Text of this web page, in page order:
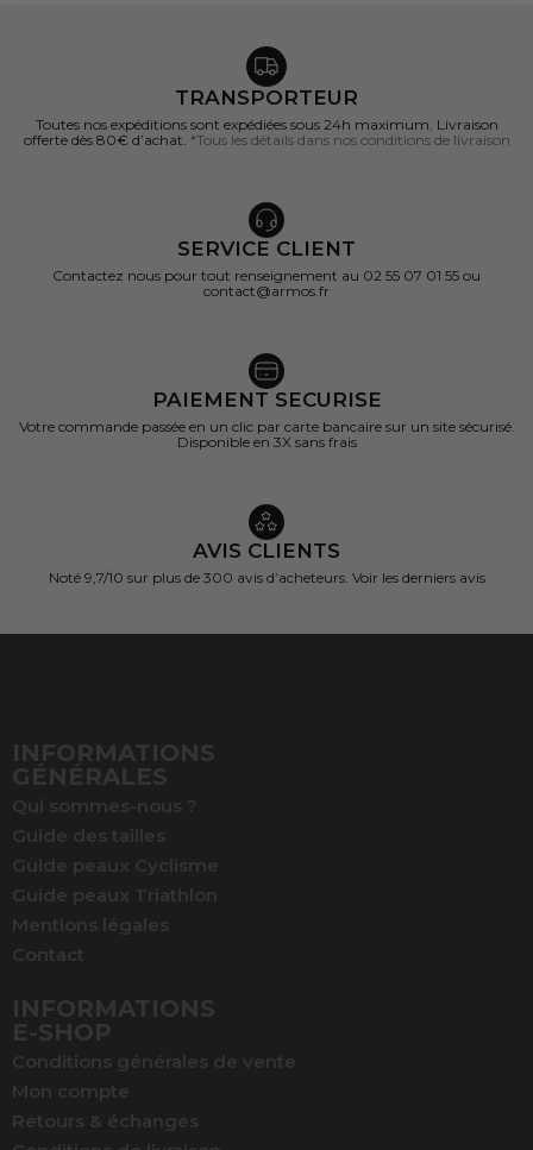
TRANSPORTEUR
Toutes nos expéditions sont expédiées sous 24h maximum. Livraison
offerte dès 80€ d’achat. *Tous les détails dans nos conditions de livraison
SERVICE CLIENT
Contactez nous pour tout renseignement au 02 55 07 01 55 ou
contact@armos.fr
PAIEMENT SECURISE
Votre commande passée en un clic par carte bancaire sur un site sécurisé.
Disponible en 3X sans frais
AVIS CLIENTS
Noté 9,7/10 sur plus de 300 avis d’acheteurs. Voir les derniers avis
INFORMATIONS
GÉNÉRALES
Qui sommes-nous ?
Guide des tailles
Guide peaux Cyclisme
Guide peaux Triathlon
Mentions légales
Contact
INFORMATIONS
E-SHOP
Conditions générales de vente
Mon compte
Retours & échanges